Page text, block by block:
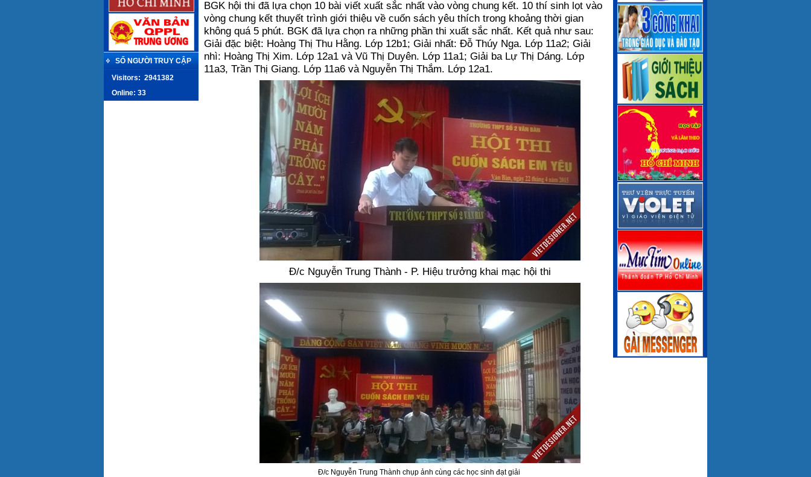
SỐ NGƯỜI TRUY CẬP
Visitors: 2941382
Online: 33
BGK hội thi đã lựa chọn 10 bài viết xuất sắc nhất vào vòng chung kết. 10 thí sinh lọt vào
vòng chung kết thuyết trình giới thiệu về cuốn sách yêu thích trong khoảng thời gian
không quá 5 phút. BGK đã lựa chọn ra những phần thi xuất sắc nhất. Kết quả như sau:
Giải đặc biệt: Hoàng Thị Thu Hằng. Lớp 12b1; Giải nhất: Đỗ Thúy Nga. Lớp 11a2; Giải
nhì: Hoàng Thị Xim. Lớp 12a1 và Vũ Thị Duyên. Lớp 11a1; Giải ba Lự Thị Dáng. Lớp
11a3, Trần Thị Giang. Lớp 11a6 và Nguyễn Thị Thắm. Lớp 12a1.
Đ/c Nguyễn Trung Thành - P. Hiệu trưởng khai mạc hội thi
Đ/c Nguyễn Trung Thành chụp ảnh cùng các học sinh đạt giải